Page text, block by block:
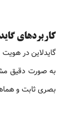
کاربردهای
گایدلاین در
به صورت دقیق
بصری ثابت و